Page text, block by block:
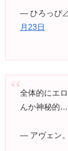
— ひろっぴ⊿
月23日
全体的にエ
んか神秘的…
— アヴェン